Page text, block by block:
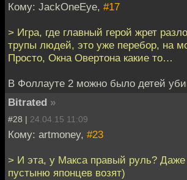
Кому: JackOneEye, #17
> Игра, где главный герой жрет
трупы людей, это уже перебор, на
Просто, Окна Овертона какие то…
В Фоллауте 2 можно было детей
Bitrated »
#28 | 24.04.15 11:09
Кому: artmoney, #23
> И эта, у Макса правый руль?
пустыню японцев возят)